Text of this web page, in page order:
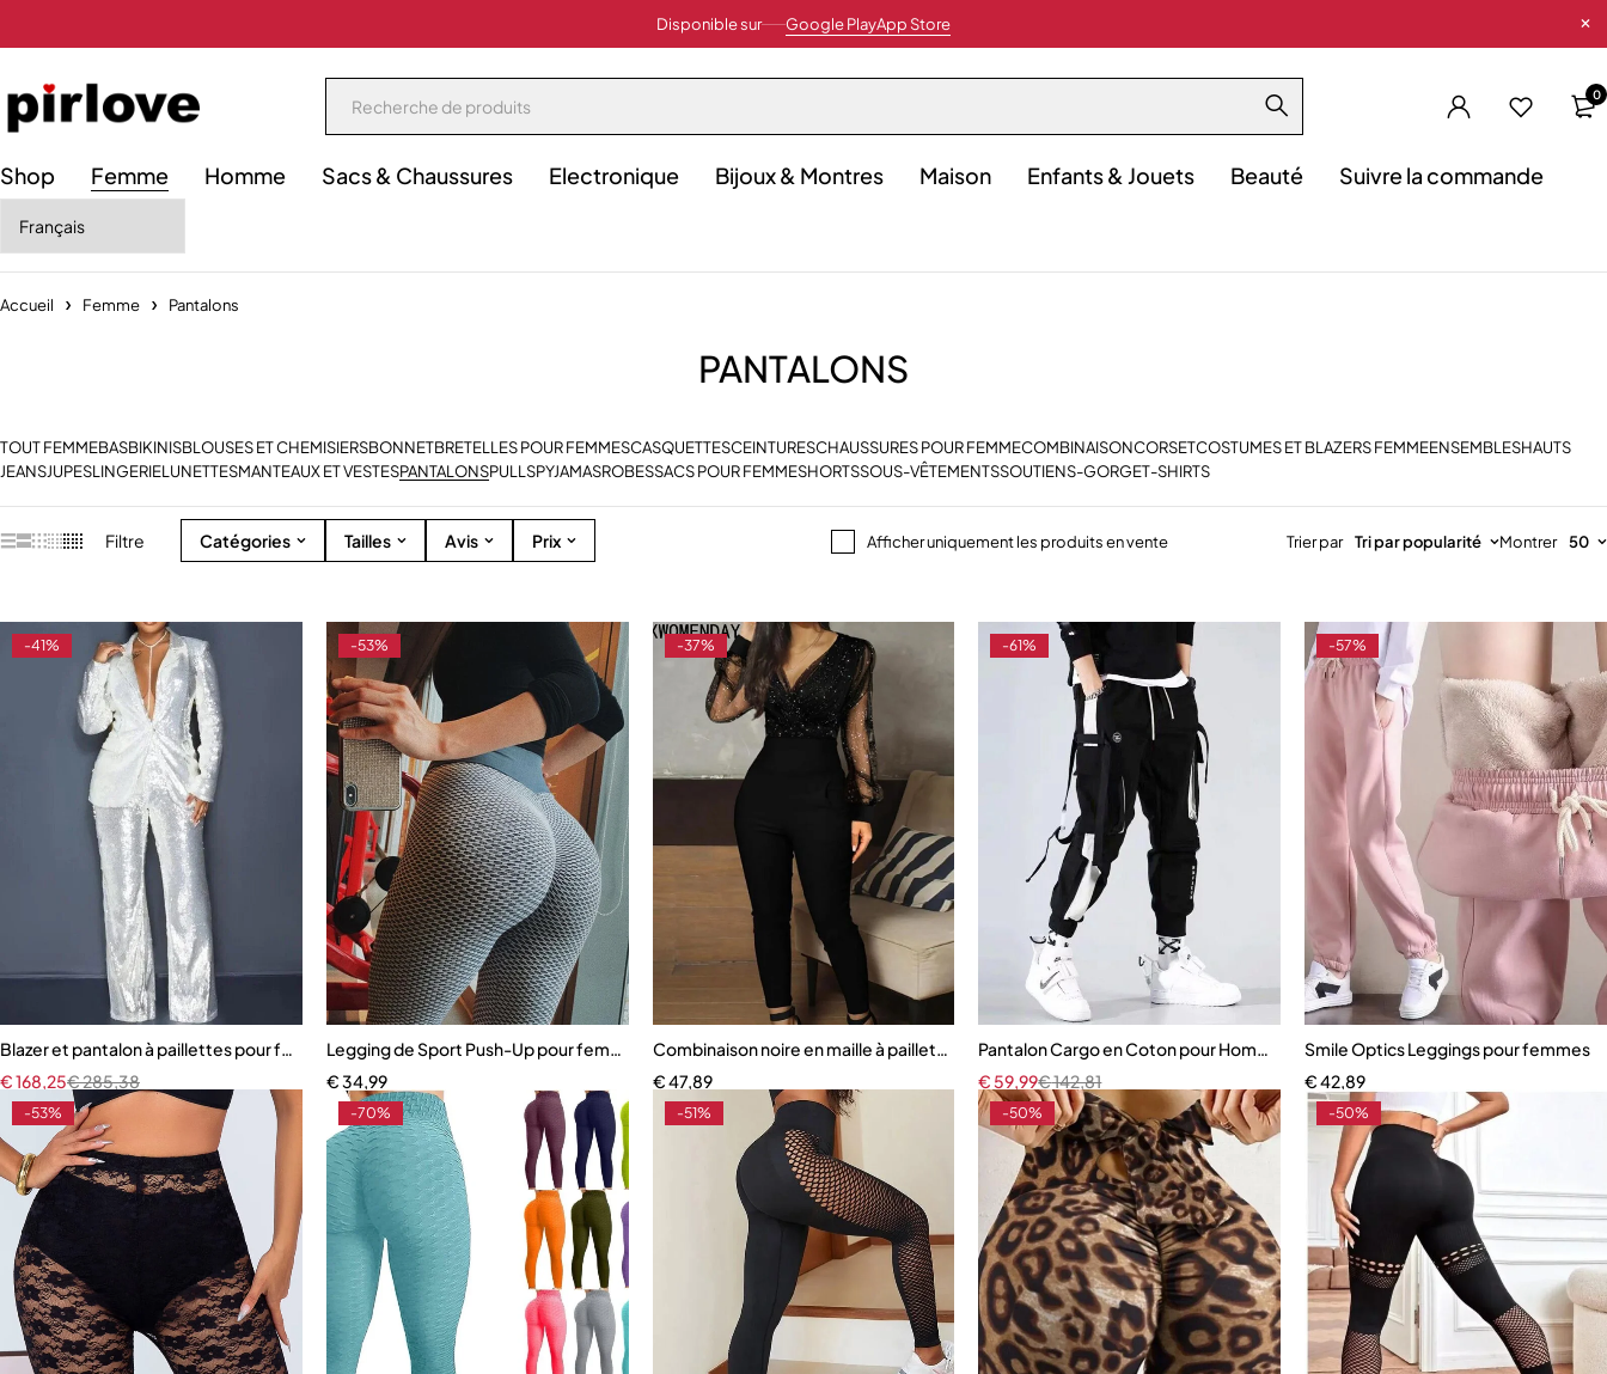
Disponible sur Google PlayApp Store
0
Shop Femme Homme Sacs & Chaussures Electronique Bijoux & Montres Maison Enfants & Jouets Beauté Suivre la commande
Accueil Femme Pantalons
PANTALONS
TOUT FEMMEBASBIKINISBLOUSES ET CHEMISIERSBONNETBRETELLES POUR FEMMESCASQUETTESCEINTURESCHAUSSURES POUR FEMMECOMBINAISONCORSETCOSTUMES ET BLAZERS FEMMEENSEMBLESHAUTS
JEANSJUPESLINGERIELUNETTESMANTEAUX ET VESTESPANTALONSPULLSPYJAMASROBESSACS POUR FEMMESHORTSSOUS-VÊTEMENTSSOUTIENS-GORGET-SHIRTS
Afficher uniquement les produits en vente Trier par Tri par popularité Montrer 50
Filtre Catégories Tailles Avis Prix
-41%
Blazer et pantalon à paillettes pour femmes
€285,38
€168,25
-53%
Legging de Sport Push-Up pour femme
€34,99
-37%
Combinaison noire en maille à paillettes pour femmes
€47,89
-61%
Pantalon Cargo en Coton pour Homme et Femme
€142,81
€ 59,99
-57%
Smile Optics Leggings pour femmes
€42,89
-53% -70% -51% -50% -50%